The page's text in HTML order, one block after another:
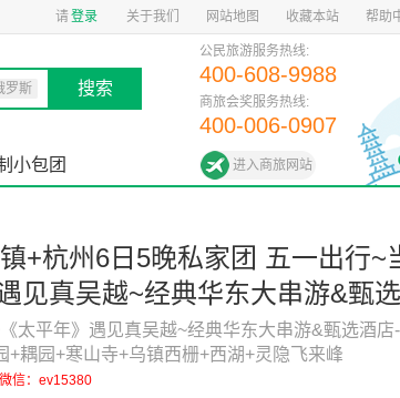
请登录 关于我们 网站地图 收藏本站 帮助
罗斯 搜索
公民旅游服务热线:
400-608-9988
商旅会奖服务热线:
400-006-0907
进入商旅网站
小包团
+杭州6日5晚私家团 五一出行~
见真吴越~经典华东大串游&甄
河畔+拈花湾+拙政园+耦园+寒
太平年》遇见真吴越~经典华东大串游&甄选酒店
+耦园+寒山寺+乌镇西栅+西湖+灵隐飞来峰
信：ev15380